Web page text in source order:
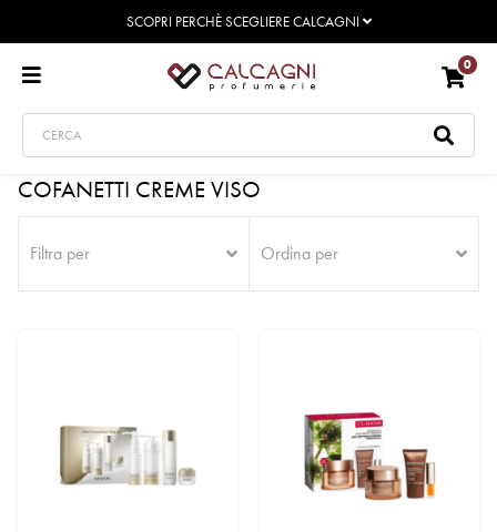
SCOPRI PERCHÈ SCEGLIERE CALCAGNI
0
COFANETTI CREME VISO
Filtra per Ordina per